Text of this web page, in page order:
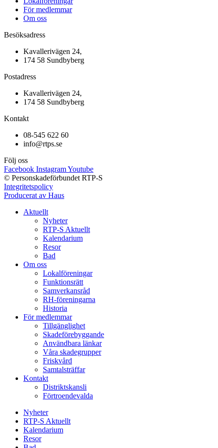
För medlemmar
Om oss
Besöksadress
Kavallerivägen 24,
174 58 Sundbyberg
Postadress
Kavallerivägen 24,
174 58 Sundbyberg
Kontakt
08-545 622 60
info@rtps.se
Följ oss
Facebook InstagramYoutube
© Personskadeförbundet RTP-S
Integritetspolicy
Producerat av Haus
Aktuellt
Nyheter
RTP-S Aktuellt
Kalendarium
Resor
Bad
Om oss
Lokalföreningar
Funktionsrätt
Samverkansråd
RH-föreningarna
Historia
För medlemmar
Tillgänglighet
Skadeförebyggande
Användbara länkar
Våra skadegrupper
Friskvård
Samtalsträffar
Kontakt
Distriktskansli
Förtroendevalda
Nyheter
RTP-S Aktuellt
Kalendarium
Resor